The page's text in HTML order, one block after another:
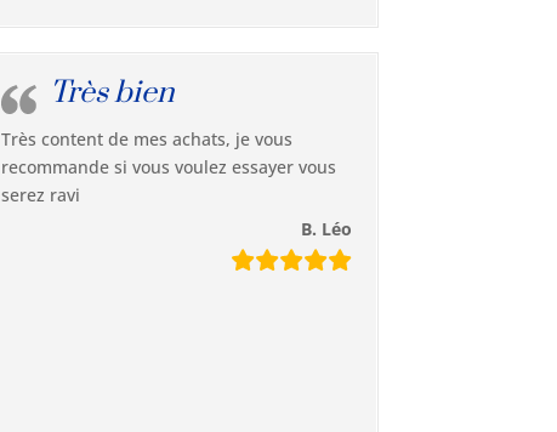
Très bien
Très content de mes achats, je vous
recommande si vous voulez essayer vous
serez ravi
B. Léo